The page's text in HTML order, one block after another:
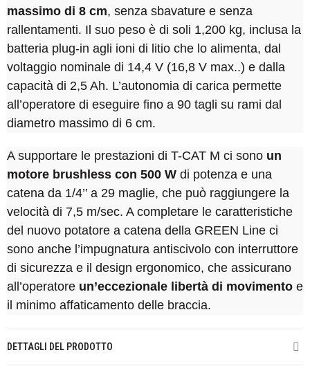
massimo di 8 cm, senza sbavature e senza
rallentamenti. Il suo peso è di soli 1,200 kg, inclusa la
batteria plug-in agli ioni di litio che lo alimenta, dal
voltaggio nominale di 14,4 V (16,8 V max..) e dalla
capacità di 2,5 Ah. L’autonomia di carica permette
all’operatore di eseguire fino a 90 tagli su rami dal
diametro massimo di 6 cm.
A supportare le prestazioni di T-CAT M ci sono un
motore brushless con 500 W di potenza e una
catena da 1/4’’ a 29 maglie, che può raggiungere la
velocità di 7,5 m/sec. A completare le caratteristiche
del nuovo potatore a catena della GREEN Line ci
sono anche l’impugnatura antiscivolo con interruttore
di sicurezza e il design ergonomico, che assicurano
all’operatore un’eccezionale libertà di movimento e
il minimo affaticamento delle braccia.
DETTAGLI DEL PRODOTTO